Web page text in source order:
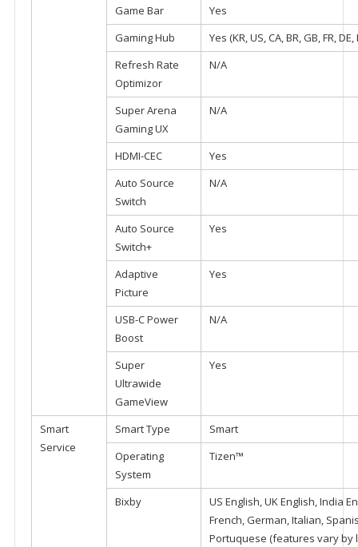
Game Bar
Yes
Gaming Hub
Yes (KR, US, CA, BR, GB, FR, DE,
Refresh Rate
Optimizor
N/A
Super Arena
Gaming UX
N/A
HDMI-CEC
Yes
Auto Source
Switch
N/A
Auto Source
Switch+
Yes
Adaptive
Picture
Yes
USB-C Power
Boost
N/A
Super
Ultrawide
GameView
Yes
Smart
Service
Smart Type
Smart
Operating
System
Tizen™
Bixby
US English, UK English, India
French, German, Italian,
Portuquese (features vary by